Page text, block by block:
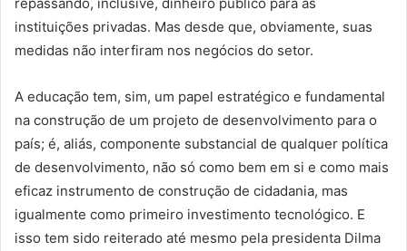
instituições privadas. Mas desde que, obviamente, suas
medidas não interfiram nos negócios do setor.
A educação tem, sim, um papel estratégico e fundamental
na construção de um projeto de desenvolvimento para o
país; é, aliás, componente substancial de qualquer política
de desenvolvimento, não só como bem em si e como mais
eficaz instrumento de construção de cidadania, mas
igualmente como primeiro investimento tecnológico. E
isso tem sido reiterado até mesmo pela presidenta Dilma